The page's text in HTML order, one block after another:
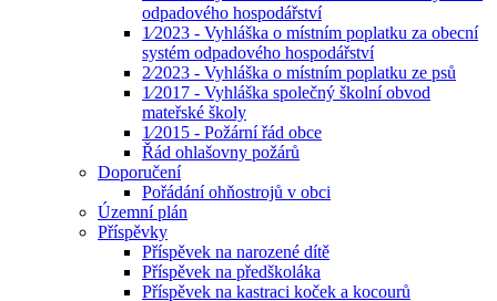
odpadového hospodářství
1⁄2023 - Vyhláška o místním poplatku za obecní
systém odpadového hospodářství
2⁄2023 - Vyhláška o místním poplatku ze psů
1⁄2017 - Vyhláška společný školní obvod
mateřské školy
1⁄2015 - Požární řád obce
Řád ohlašovny požárů
Doporučení
Pořádání ohňostrojů v obci
Územní plán
Příspěvky
Příspěvek na narozené dítě
Příspěvek na předškoláka
Příspěvek na kastraci koček a kocourů